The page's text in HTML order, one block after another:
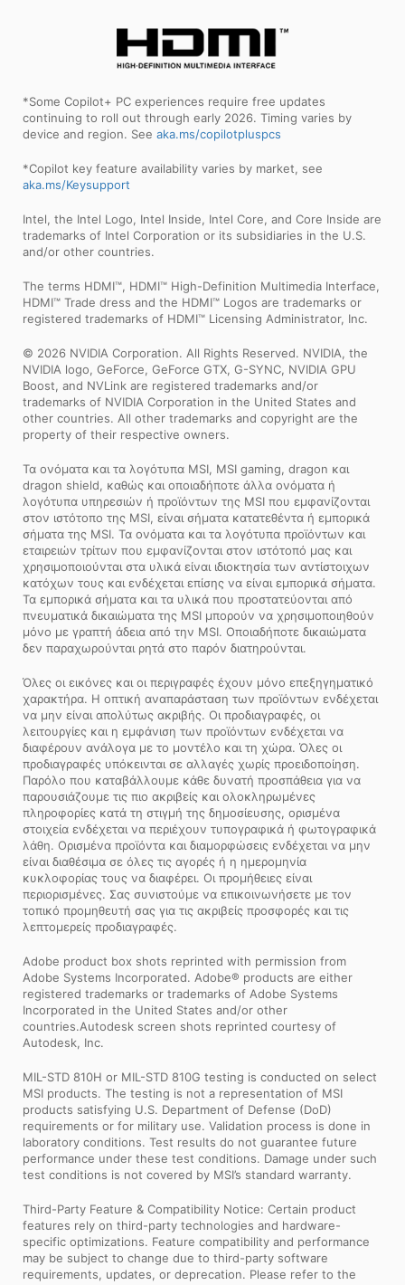
*Some Copilot+ PC experiences require free updates
continuing to roll out through early 2026. Timing varies by
device and region. See aka.ms/copilotpluspcs
*Copilot key feature availability varies by market, see
aka.ms/Keysupport
Intel, the Intel Logo, Intel Inside, Intel Core, and Core Inside are
trademarks of Intel Corporation or its subsidiaries in the U.S.
and/or other countries.
The terms HDMI™, HDMI™ High-Definition Multimedia Interface,
HDMI™ Trade dress and the HDMI™ Logos are trademarks or
registered trademarks of HDMI™ Licensing Administrator, Inc.
© 2026 NVIDIA Corporation. All Rights Reserved. NVIDIA, the
NVIDIA logo, GeForce, GeForce GTX, G-SYNC, NVIDIA GPU
Boost, and NVLink are registered trademarks and/or
trademarks of NVIDIA Corporation in the United States and
other countries. All other trademarks and copyright are the
property of their respective owners.
Τα ονόματα και τα λογότυπα MSI, MSI gaming, dragon και
dragon shield, καθώς και οποιαδήποτε άλλα ονόματα ή
λογότυπα υπηρεσιών ή προϊόντων της MSI που εμφανίζονται
στον ιστότοπο της MSI, είναι σήματα κατατεθέντα ή εμπορικά
σήματα της MSI. Τα ονόματα και τα λογότυπα προϊόντων και
εταιρειών τρίτων που εμφανίζονται στον ιστότοπό μας και
χρησιμοποιούνται στα υλικά είναι ιδιοκτησία των αντίστοιχων
κατόχων τους και ενδέχεται επίσης να είναι εμπορικά σήματα.
Τα εμπορικά σήματα και τα υλικά που προστατεύονται από
πνευματικά δικαιώματα της MSI μπορούν να χρησιμοποιηθούν
μόνο με γραπτή άδεια από την MSI. Οποιαδήποτε δικαιώματα
δεν παραχωρούνται ρητά στο παρόν διατηρούνται.
Όλες οι εικόνες και οι περιγραφές έχουν μόνο επεξηγηματικό
χαρακτήρα. Η οπτική αναπαράσταση των προϊόντων ενδέχεται
να μην είναι απολύτως ακριβής. Οι προδιαγραφές, οι
λειτουργίες και η εμφάνιση των προϊόντων ενδέχεται να
διαφέρουν ανάλογα με το μοντέλο και τη χώρα. Όλες οι
προδιαγραφές υπόκεινται σε αλλαγές χωρίς προειδοποίηση.
Παρόλο που καταβάλλουμε κάθε δυνατή προσπάθεια για να
παρουσιάζουμε τις πιο ακριβείς και ολοκληρωμένες
πληροφορίες κατά τη στιγμή της δημοσίευσης, ορισμένα
στοιχεία ενδέχεται να περιέχουν τυπογραφικά ή φωτογραφικά
λάθη. Ορισμένα προϊόντα και διαμορφώσεις ενδέχεται να μην
είναι διαθέσιμα σε όλες τις αγορές ή η ημερομηνία
κυκλοφορίας τους να διαφέρει. Οι προμήθειες είναι
περιορισμένες. Σας συνιστούμε να επικοινωνήσετε με τον
τοπικό προμηθευτή σας για τις ακριβείς προσφορές και τις
λεπτομερείς προδιαγραφές.
Adobe product box shots reprinted with permission from
Adobe Systems Incorporated. Adobe® products are either
registered trademarks or trademarks of Adobe Systems
Incorporated in the United States and/or other
countries.Autodesk screen shots reprinted courtesy of
Autodesk, Inc.
MIL-STD 810H or MIL-STD 810G testing is conducted on select
MSI products. The testing is not a representation of MSI
products satisfying U.S. Department of Defense (DoD)
requirements or for military use. Validation process is done in
laboratory conditions. Test results do not guarantee future
performance under these test conditions. Damage under such
test conditions is not covered by MSI’s standard warranty.
Third-Party Feature & Compatibility Notice: Certain product
features rely on third-party technologies and hardware-
specific optimizations. Feature compatibility and performance
may be subject to change due to third-party software
requirements, updates, or deprecation. Please refer to the